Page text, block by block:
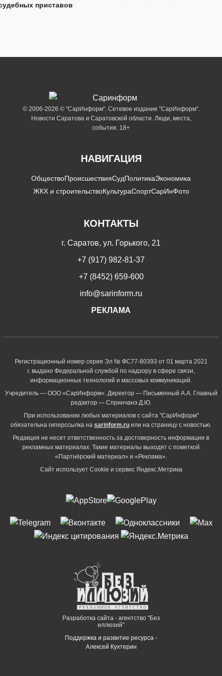
приставов
© 2006-2026 © "СарИнформ". Сетевое издание "СарИнформ".
Новости Саратова и Саратовской области. Люди, места,
события. 18+
НАВИГАЦИЯ
ОбществоПроисшествияСудПолитикаЭкономика
ЖКХ и строительствоКультураСпортСарИнФото
КОНТАКТЫ
г. Саратов, ул. Горького, 21
+7 (917) 982-81-37
+7 (8452) 659-600
info@sarinform.ru
РЕКЛАМА
Регистрационный номер серия Эл № ФС77-80393 от 01 марта 2021
г. выдано Федеральной службой по надзору в сфере связи,
информационных технологий и массовых коммуникаций.
Учредитель — ООО «СарИнформ». Директор — Письменный А.А. Главный
редактор — Спринчанэ Д.Ю.
При использовании любых материалов с сайта "СарИнформ"
обязательна гиперссылка на sarinform.ru или на страницу с новостью.
Редакция не несет ответственность за достоверность информации в
рекламных материалах. Такие материалы выходят с пометкой
«Партнёрский материал» и «Реклама».
Сайт использует Cookie и сервиc Яндекс.Метрика
Разработка сайта - агентство "Без
иллюзий"
Поддержка и развитие ресурса -
Алексей Кухтерин